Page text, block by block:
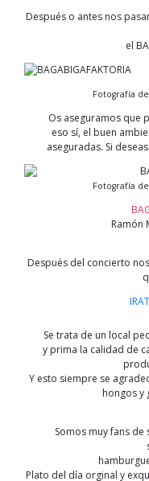
Después o antes nos
el
Fotografía
Os aseguramos que
eso sí, el buen
aseguradas. Si
Fotografía
Ramón
Después del concierto
Se trata de un local
y prima la calidad de
Y esto siempre se
hongos y
Somos muy fans de
Plato del día orginal y